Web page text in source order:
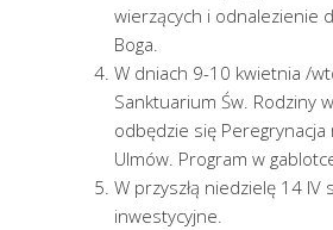
wierzących i odnalezienie
Boga.
W dniach 9-10 kwietnia /
Sanktuarium Św. Rodziny
odbędzie się Peregrynacja
Ulmów. Program w
W przyszłą niedzielę 14 IV
inwestycyjne.